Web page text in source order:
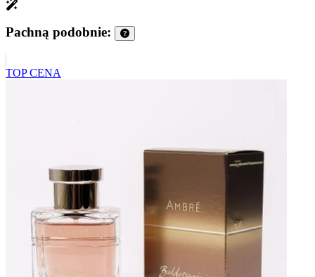
Pachną podobnie:
TOP CENA